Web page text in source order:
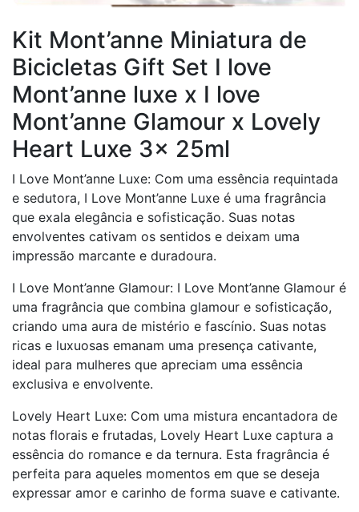
Kit Mont’anne Miniatura de
Bicicletas Gift Set I love
Mont’anne luxe x I love
Mont’anne Glamour x Lovely
Heart Luxe 3x 25ml
I Love Mont’anne Luxe: Com uma essência requintada
e sedutora, I Love Mont’anne Luxe é uma fragrância
que exala elegância e sofisticação. Suas notas
envolventes cativam os sentidos e deixam uma
impressão marcante e duradoura.
I Love Mont’anne Glamour: I Love Mont’anne Glamour é
uma fragrância que combina glamour e sofisticação,
criando uma aura de mistério e fascínio. Suas notas
ricas e luxuosas emanam uma presença cativante,
ideal para mulheres que apreciam uma essência
exclusiva e envolvente.
Lovely Heart Luxe: Com uma mistura encantadora de
notas florais e frutadas, Lovely Heart Luxe captura a
essência do romance e da ternura. Esta fragrância é
perfeita para aqueles momentos em que se deseja
expressar amor e carinho de forma suave e cativante.